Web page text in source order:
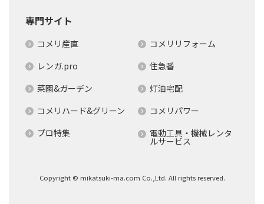
専門サイト
コメリ産直
コメリリフォーム
レンガ.pro
住急番
菜園&ガーデン
灯油宅配
コメリハード&グリーン
コメリパワー
プロ特集
電動工具・機械レンタ
ルサービス
Copyright © mikatsuki-ma.com Co.,Ltd. All rights reserved.